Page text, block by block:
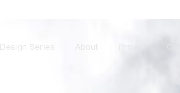
Design Series About Project